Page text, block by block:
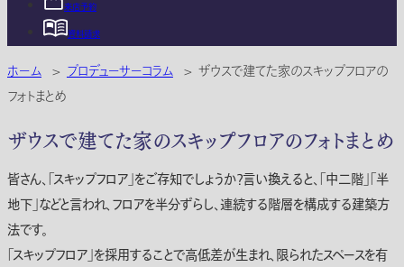
来店予約
資料請求
ホーム > プロデューサーコラム > ザウスで建てた家のスキップフロアの
フォトまとめ
ザウスで建てた家のスキップフロアのフォトまとめ
皆さん、「スキップフロア」をご存知でしょうか？言い換えると、「中二階」「半
地下」などと言われ、フロアを半分ずらし、連続する階層を構成する建築方
法です。
「スキップフロア」を採用することで高低差が生まれ、限られたスペースを有